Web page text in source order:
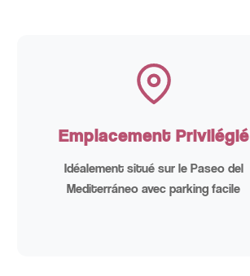
Emplacement Privilégié
Idéalement situé sur le Paseo del
Mediterráneo avec parking facile